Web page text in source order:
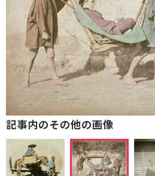
記事内のその他の画像